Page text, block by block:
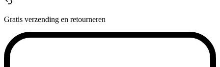
Gratis verzending en retourneren